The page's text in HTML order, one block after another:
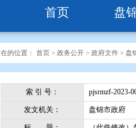
首页
您现在所在的位置： 首页>政务公开